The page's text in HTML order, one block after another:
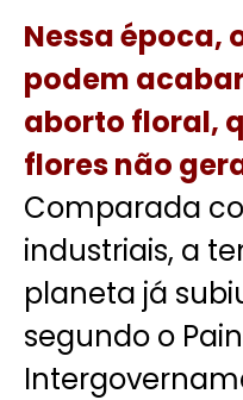
Nessa época,
podem
aborto floral,
flores não
Comparada
industriais, a
planeta já
segundo o